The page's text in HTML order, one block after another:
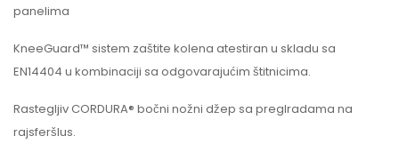
panelima
KneeGuard™ sistem zaštite kolena atestiran u skladu sa
EN14404 u kombinaciji sa odgovarajućim štitnicima.
Rastegljiv CORDURA® bočni nožni džep sa preglradama na
rajsferšlus.